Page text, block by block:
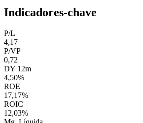
Indicadores-chave
P/L
4,17
P/VP
0,72
DY 12m
4,50%
ROE
17,17%
ROIC
12,03%